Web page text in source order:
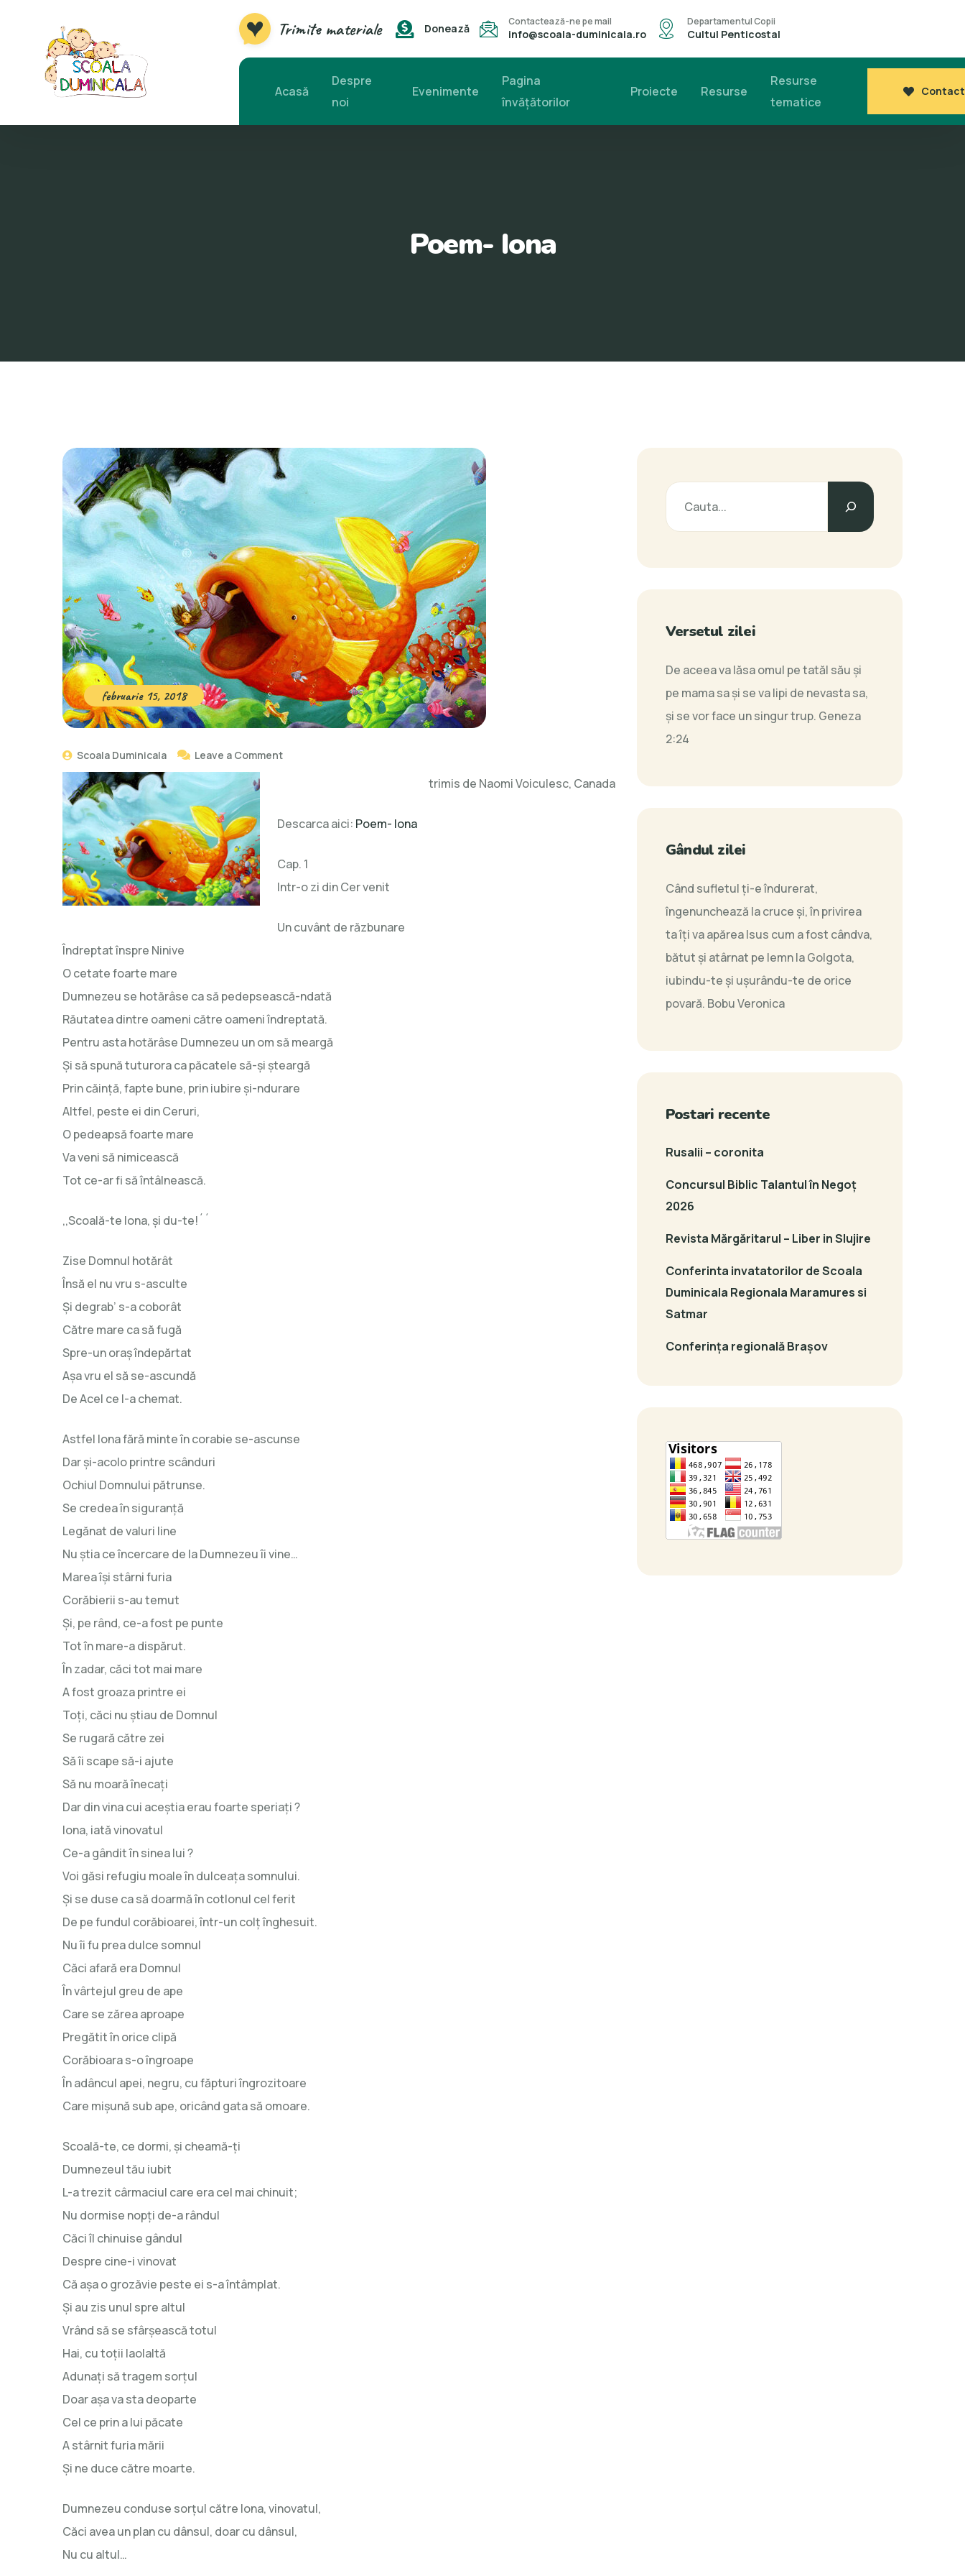
Trimite materiale Donează
Contactează-ne pe mail
info@scoala-duminicala.ro
Departamentul Copii
Cultul Penticostal
Acasă
Despre
noi
Evenimente
Pagina
învăţătorilor
Proiecte Resurse
Resurse
tematice
Contact
Poem- Iona
februarie 15, 2018
Scoala Duminicala Leave a Comment
trimis de Naomi Voiculesc, Canada
Descarca aici: Poem- Iona
Cap. 1
Intr-o zi din Cer venit
Un cuvânt de răzbunare
Îndreptat înspre Ninive
O cetate foarte mare
Dumnezeu se hotărâse ca să pedepsească-ndată
Răutatea dintre oameni către oameni îndreptată.
Pentru asta hotărâse Dumnezeu un om să meargă
Şi să spună tuturora ca păcatele să-şi şteargă
Prin căinţă, fapte bune, prin iubire şi-ndurare
Altfel, peste ei din Ceruri,
O pedeapsă foarte mare
Va veni să nimicească
Tot ce-ar fi să întâlnească.
,,Scoală-te Iona, şi du-te!´´
Zise Domnul hotărât
Însă el nu vru s-asculte
Şi degrab’ s-a coborât
Către mare ca să fugă
Spre-un oraş îndepărtat
Aşa vru el să se-ascundă
De Acel ce l-a chemat.
Astfel Iona fără minte în corabie se-ascunse
Dar şi-acolo printre scânduri
Ochiul Domnului pătrunse.
Se credea în siguranţă
Legănat de valuri line
Nu ştia ce încercare de la Dumnezeu îi vine…
Marea îşi stârni furia
Corăbierii s-au temut
Şi, pe rând, ce-a fost pe punte
Tot în mare-a dispărut.
În zadar, căci tot mai mare
A fost groaza printre ei
Toţi, căci nu ştiau de Domnul
Se rugară către zei
Să îi scape să-i ajute
Să nu moară înecaţi
Dar din vina cui aceştia erau foarte speriaţi ?
Iona, iată vinovatul
Ce-a gândit în sinea lui ?
Voi găsi refugiu moale în dulceaţa somnului.
Şi se duse ca să doarmă în cotlonul cel ferit
De pe fundul corăbioarei, într-un colţ înghesuit.
Nu îi fu prea dulce somnul
Căci afară era Domnul
În vârtejul greu de ape
Care se zărea aproape
Pregătit în orice clipă
Corăbioara s-o îngroape
În adâncul apei, negru, cu făpturi îngrozitoare
Care mişună sub ape, oricând gata să omoare.
Scoală-te, ce dormi, şi cheamă-ţi
Dumnezeul tău iubit
L-a trezit cârmaciul care era cel mai chinuit;
Nu dormise nopţi de-a rândul
Căci îl chinuise gândul
Despre cine-i vinovat
Că aşa o grozăvie peste ei s-a întâmplat.
Şi au zis unul spre altul
Vrând să se sfârşească totul
Hai, cu toţii laolaltă
Adunaţi să tragem sorţul
Doar aşa va sta deoparte
Cel ce prin a lui păcate
A stârnit furia mării
Şi ne duce către moarte.
Dumnezeu conduse sorţul către Iona, vinovatul,
Căci avea un plan cu dânsul, doar cu dânsul,
Nu cu altul…
Versetul zilei
De aceea va lăsa omul pe tatăl său şi
pe mama sa şi se va lipi de nevasta sa,
şi se vor face un singur trup. Geneza
2:24
Gândul zilei
Când sufletul ţi-e îndurerat,
îngenunchează la cruce şi, în privirea
ta îţi va apărea Isus cum a fost cândva,
bătut şi atârnat pe lemn la Golgota,
iubindu-te şi uşurându-te de orice
povară. Bobu Veronica
Postari recente
Rusalii – coronita
Concursul Biblic Talantul în Negoț
2026
Revista Mărgăritarul – Liber in Slujire
Conferinta invatatorilor de Scoala
Duminicala Regionala Maramures si
Satmar
Conferința regională Brașov